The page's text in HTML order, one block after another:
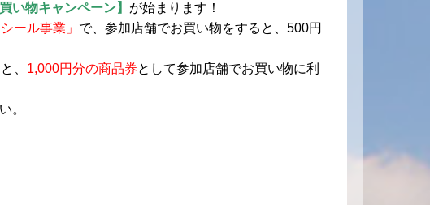
い物キャンペーン】 が始まります！
ール事業」 で、参加店舗でお買い物をすると、500円
、 1,000円分の商品券として参加店舗でお買い物に利
。